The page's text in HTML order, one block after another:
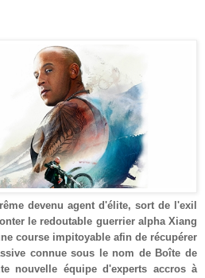
devenu agent d'élite, sort de l'exil
le redoutable guerrier alpha Xiang
course impitoyable afin de récupérer
connue sous le nom de Boîte de
nouvelle équipe d'experts accros à